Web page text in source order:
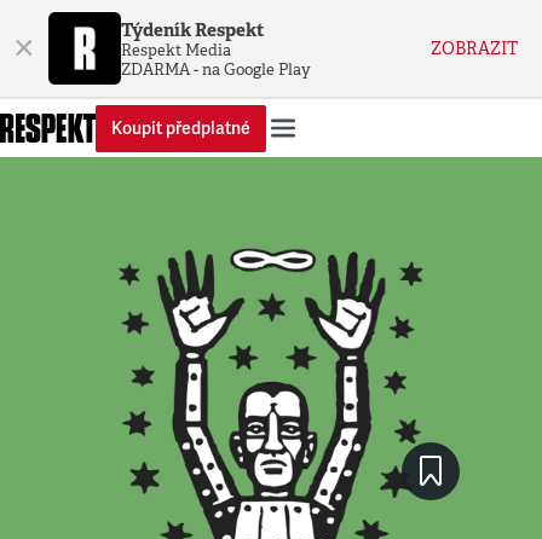
× Týdeník Respekt
Respekt Media
ZDARMA - na Google Play
ZOBRAZIT
Koupit předplatné